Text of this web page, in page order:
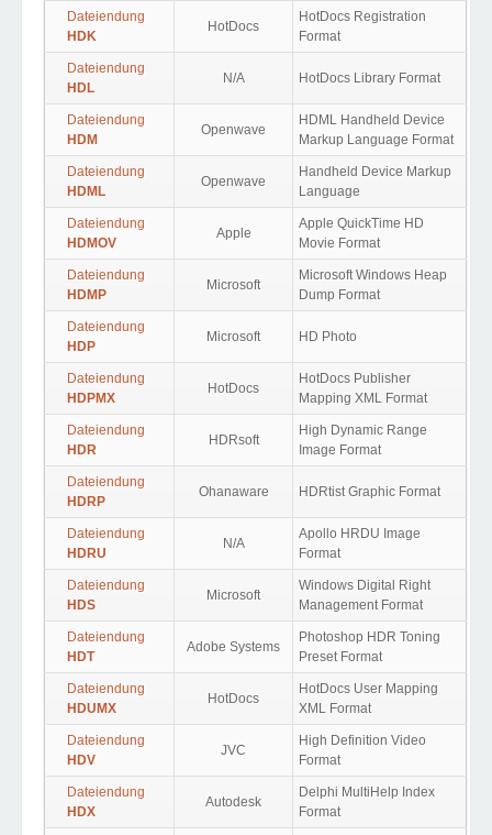
Dateiendung
HDK
HotDocs
HotDocs Registration
Format
Dateiendung
HDL
N/A HotDocs Library Format
Dateiendung
HDM
Openwave
HDML Handheld Device
Markup Language Format
Dateiendung
HDML
Openwave
Handheld Device Markup
Language
Dateiendung
HDMOV
Apple
Apple QuickTime HD
Movie Format
Dateiendung
HDMP
Microsoft
Microsoft Windows Heap
Dump Format
Dateiendung
HDP
Microsoft HD Photo
Dateiendung
HDPMX
HotDocs
HotDocs Publisher
Mapping XML Format
Dateiendung
HDR
HDRsoft
High Dynamic Range
Image Format
Dateiendung
HDRP
Ohanaware HDRtist Graphic Format
Dateiendung
HDRU
N/A
Apollo HRDU Image
Format
Dateiendung
HDS
Microsoft
Windows Digital Right
Management Format
Dateiendung
HDT
Adobe Systems
Photoshop HDR Toning
Preset Format
Dateiendung
HDUMX
HotDocs
HotDocs User Mapping
XML Format
Dateiendung
HDV
JVC
High Definition Video
Format
Dateiendung
HDX
Autodesk
Delphi MultiHelp Index
Format